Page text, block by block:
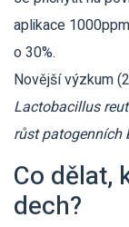
aplikace
o 30%.
Novější výzkum
Lactobacillus
růst patogenních
Co dělat,
dech?